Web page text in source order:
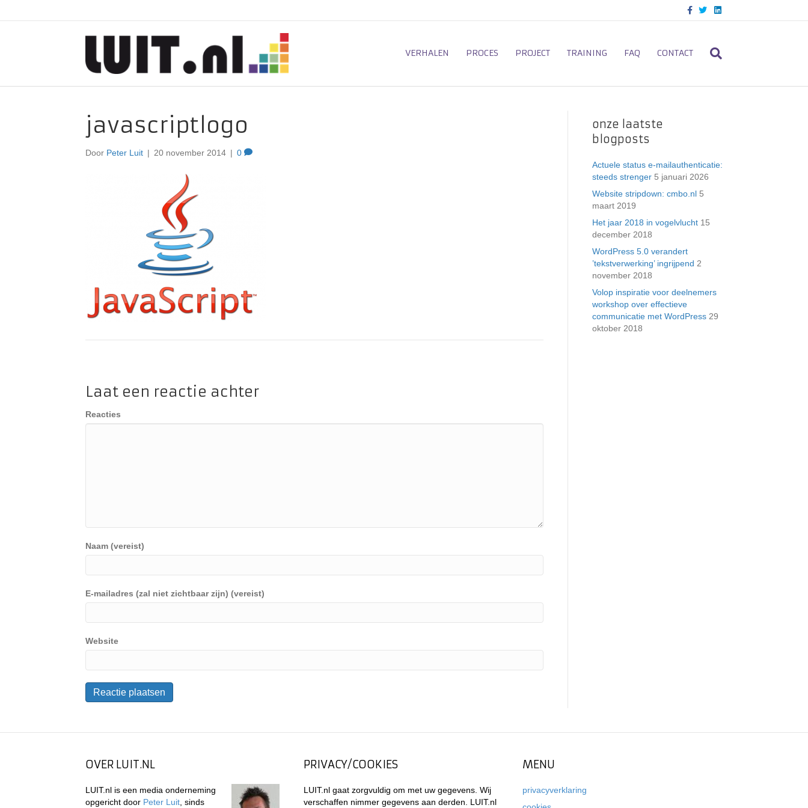
c
o
o
T
i
e
L
n
d
VERHALEN PROCES PROJECT TRAINING FAQ CONTACT
javascriptlogo
Door Peter Luit | 20 november 2014 | 0
Laat een reactie achter
Reacties
Naam (vereist)
E-mailadres (zal niet zichtbaar zijn) (vereist)
Website
onze laatste
blogposts
Actuele status e-mailauthenticatie:
steeds strenger 5 januari 2026
Website stripdown: cmbo.nl 5
maart 2019
Het jaar 2018 in vogelvlucht 15
december 2018
WordPress 5.0 verandert
’tekstverwerking’ ingrijpend 2
november 2018
Volop inspiratie voor deelnemers
workshop over effectieve
communicatie met WordPress 29
oktober 2018
OVER LUIT.NL
LUIT.nl is een media onderneming
opgericht door Peter Luit , sinds
PRIVACY/COOKIES
LUIT.nl gaat zorgvuldig om met uw gegevens. Wij
verschaffen nimmer gegevens aan derden. LUIT.nl
MENU
privacyverklaring